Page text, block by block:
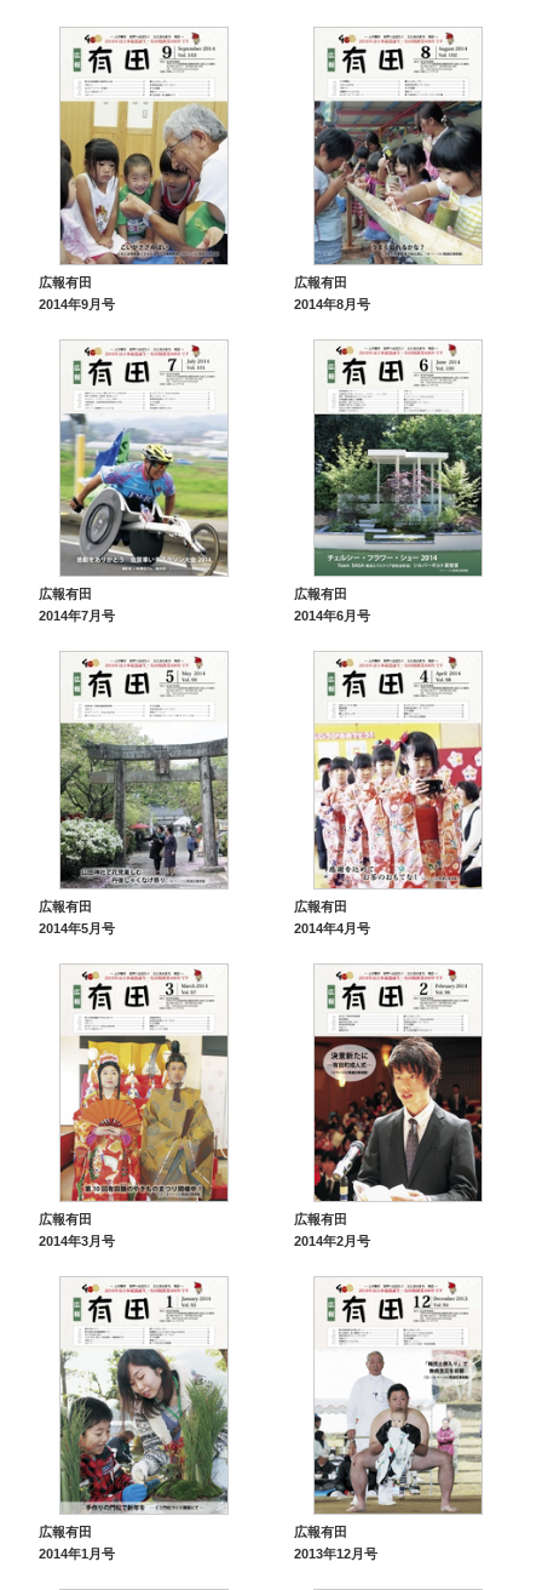
広報有田
2014年9月号
広報有田
2014年8月号
広報有田
2014年7月号
広報有田
2014年6月号
広報有田
2014年5月号
広報有田
2014年4月号
広報有田
2014年3月号
広報有田
2014年2月号
広報有田
2014年1月号
広報有田
2013年12月号